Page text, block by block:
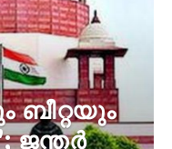
ജന്തർ